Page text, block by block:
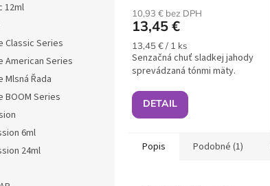
12ml
Classic Series
American Series
Mlsná Řada
BOOM Series
6ml
24ml
10,93 € bez DPH
13,45 €
Jednotková
cena:
13,45 € / 1 ks
DETAIL
Senzačná chuť sladkej jahody
sprevádzaná tónmi mäty.
Popis Podobné (1)